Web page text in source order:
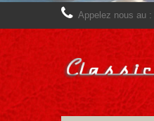
Appelez nous au :